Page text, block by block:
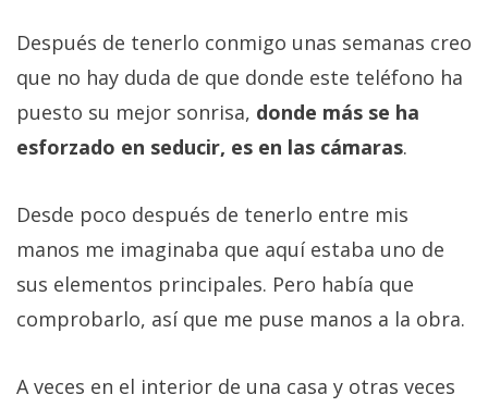
Después de tenerlo conmigo unas semanas creo
que no hay duda de que donde este teléfono ha
puesto su mejor sonrisa, donde más se ha
esforzado en seducir, es en las cámaras.
Desde poco después de tenerlo entre mis
manos me imaginaba que aquí estaba uno de
sus elementos principales. Pero había que
comprobarlo, así que me puse manos a la obra.
A veces en el interior de una casa y otras veces